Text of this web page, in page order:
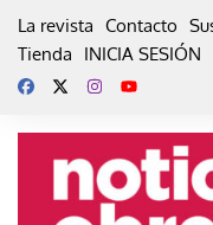
La revista Contacto
Tienda
INICIA SESIÓN